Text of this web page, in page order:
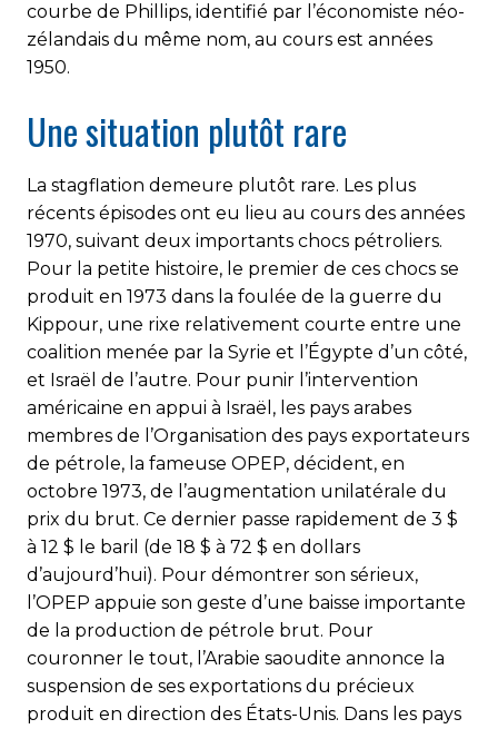
courbe de Phillips, identifié par l’économiste néo-
zélandais du même nom, au cours est années
1950.
Une situation plutôt rare
La stagflation demeure plutôt rare. Les plus
récents épisodes ont eu lieu au cours des années
1970, suivant deux importants chocs pétroliers.
Pour la petite histoire, le premier de ces chocs se
produit en 1973 dans la foulée de la guerre du
Kippour, une rixe relativement courte entre une
coalition menée par la Syrie et l’Égypte d’un côté,
et Israël de l’autre. Pour punir l’intervention
américaine en appui à Israël, les pays arabes
membres de l’Organisation des pays exportateurs
de pétrole, la fameuse OPEP, décident, en
octobre 1973, de l’augmentation unilatérale du
prix du brut. Ce dernier passe rapidement de 3 $
à 12 $ le baril (de 18 $ à 72 $ en dollars
d’aujourd’hui). Pour démontrer son sérieux,
l’OPEP appuie son geste d’une baisse importante
de la production de pétrole brut. Pour
couronner le tout, l’Arabie saoudite annonce la
suspension de ses exportations du précieux
produit en direction des États-Unis. Dans les pays